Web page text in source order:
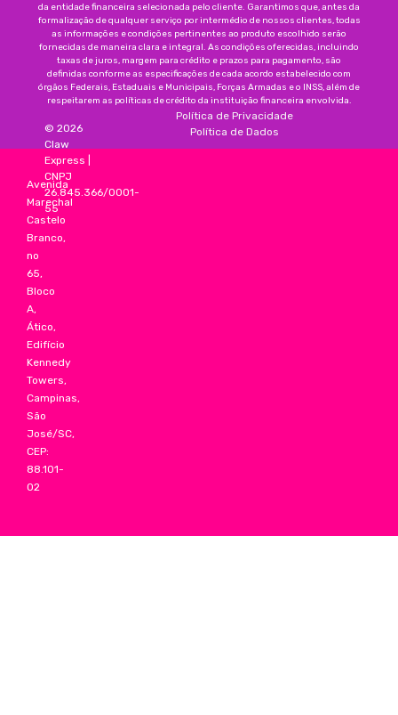
da entidade financeira selecionada pelo cliente. Garantimos que, antes da
formalização de qualquer serviço por intermédio de nossos clientes, todas
as informações e condições pertinentes ao produto escolhido serão
fornecidas de maneira clara e integral. As condições oferecidas, incluindo
taxas de juros, margem para crédito e prazos para pagamento, são
definidas conforme as especificações de cada acordo estabelecido com
órgãos Federais, Estaduais e Municipais, Forças Armadas e o INSS, além de
respeitarem as políticas de crédito da instituição financeira envolvida.
Avenida
Marechal
Castelo
Branco,
no
65,
Bloco
A,
Ático,
Edifício
Kennedy
Towers,
Campinas,
São
José/SC,
CEP:
88.101-
02
© 2026
Claw
Express
CNPJ
26.845.366/0001-
55
Política de Privacidade
Política de Dados